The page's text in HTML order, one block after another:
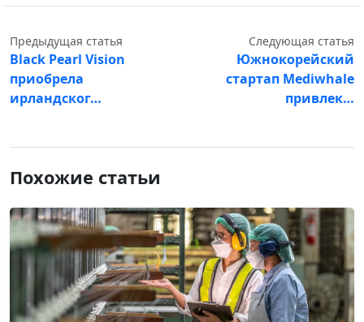
Предыдущая статья
Black Pearl Vision
приобрела
ирландског…
Следующая статья
Южнокорейский
стартап Mediwhale
привлек…
Похожие статьи